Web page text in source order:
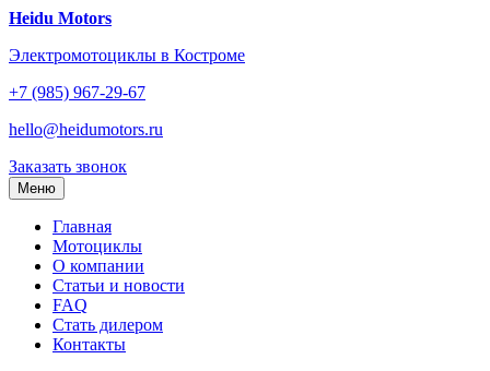
Перейти
содержанию
Heidu Motors
Электромотоциклы в Костроме
+7 (985) 967-29-67
hello@heidumotors.ru
Заказать звонок
Меню
Главная
Мотоциклы
О компании
Статьи и новости
FAQ
Стать дилером
Контакты